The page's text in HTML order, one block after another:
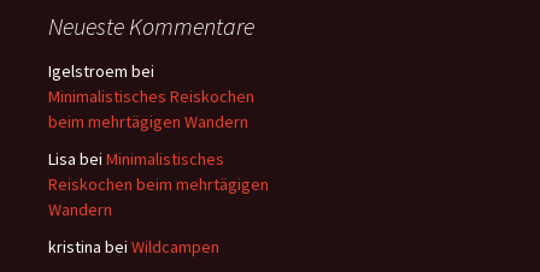
Neueste Kommentare
Igelstroem bei
Minimalistisches Reiskochen
beim mehrtägigen Wandern
Lisa bei Minimalistisches
Reiskochen beim mehrtägigen
Wandern
kristina bei Wildcampen